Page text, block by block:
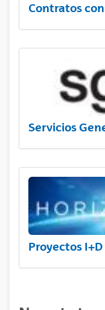
Contratos
Servicios
Proyectos